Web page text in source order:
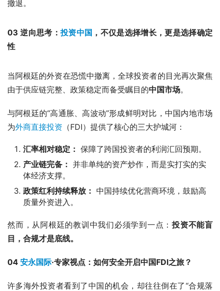
撤退。
03 逆向思考：投资中国 ，不仅是选择增长，更是选择确定
性
当阿根廷的外资在恐慌中撤离，全球投资者的目光再次聚焦
由于供应链完整、政策稳定而备受瞩目的中国市场。
与阿根廷的“高通胀、高波动”形成鲜明对比，中国内地市场
为外商直接投资 （FDI）提供了核心的三大护城河：
汇率相对稳定： 保障了跨国投资者的利润汇回预期。
产业链完备： 并非单纯的资产炒作，而是实打实的实
体经济支撑。
政策红利持续释放： 中国持续优化营商环境，鼓励高
质量外资进入。
然而，从阿根廷的教训中我们必须学到一点： 投资不能盲
目，合规才是底线。
04 安永国际·专家视点：如何安全开启中国FDI之旅？
许多海外投资者看到了中国的机会，却往往倒在了“合规落